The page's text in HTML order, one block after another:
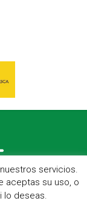
- 47007 Valladolid
23 56 -
servicios.
aceptas su uso, o
lo deseas.